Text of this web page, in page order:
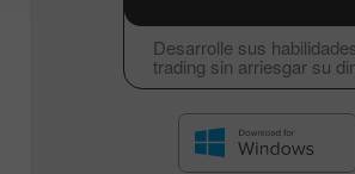
Desarrolle sus
trading sin arriesgar su